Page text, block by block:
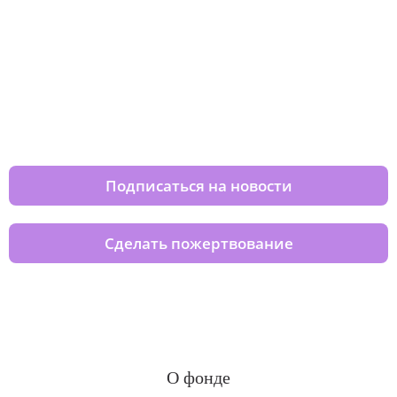
Подписаться на новости
Сделать пожертвование
О фонде